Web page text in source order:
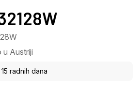
u Austriji
radnih dana